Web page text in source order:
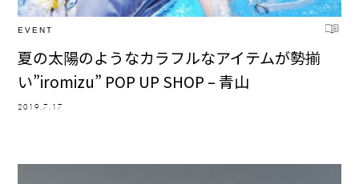
EVENT
夏の太陽のようなカラフルなアイテムが勢揃
い”iromizu” POP UP SHOP – 青山
2019.7.17